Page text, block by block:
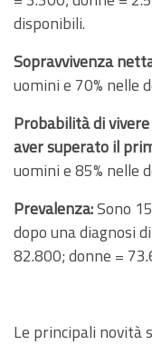
disponibili.
Sopravvivenza
uomini e 70% nelle
Probabilità di
aver superato il
uomini e 85% nelle
Prevalenza:Sono
dopo una diagnosi
82.800; donne =
Le principali novità